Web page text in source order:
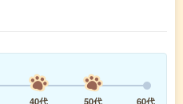
40代 50代
60代